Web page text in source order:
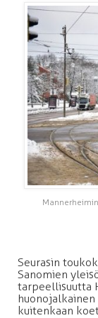
Seurasin
Sanomien
tarpeellisuutta
kuitenkaan